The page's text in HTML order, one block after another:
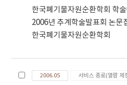
한국폐기물자원순환학회 학
2006년 추계학술발표회 논문
한국폐기물자원순환학회
2006.05 서비스 종료(열람 제